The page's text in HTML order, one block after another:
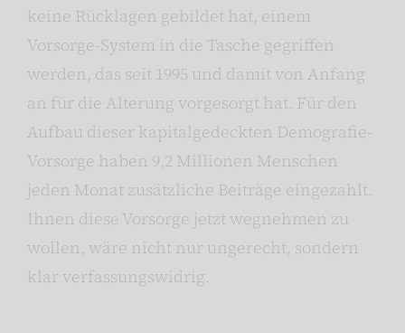
keine Rücklagen gebildet hat, einem
Vorsorge-System in die Tasche gegriffen
werden, das seit 1995 und damit von Anfang
an für die Alterung vorgesorgt hat. Für den
Aufbau dieser kapitalgedeckten Demografie-
Vorsorge haben 9,2 Millionen Menschen
jeden Monat zusätzliche Beiträge eingezahlt.
Ihnen diese Vorsorge jetzt wegnehmen zu
wollen, wäre nicht nur ungerecht, sondern
klar verfassungswidrig.